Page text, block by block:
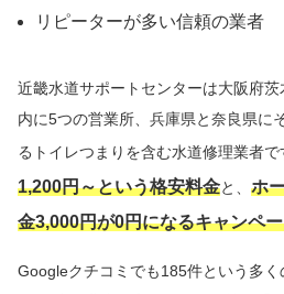
リピーターが多い信頼の業者
近畿水道サポートセンターは大阪府
内に5つの営業所、兵庫県と奈良県に
るトイレつまりを含む水道修理業者
1,200円～という格安料金と、 ホ
金3,000円が0円になるキャンペ
Googleクチコミでも185件という多